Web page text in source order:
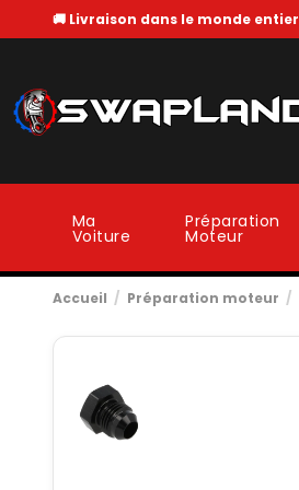
🚚 Livraison dans le monde entier
Ma
Voiture
Préparation
Moteur
Accueil Préparation moteur